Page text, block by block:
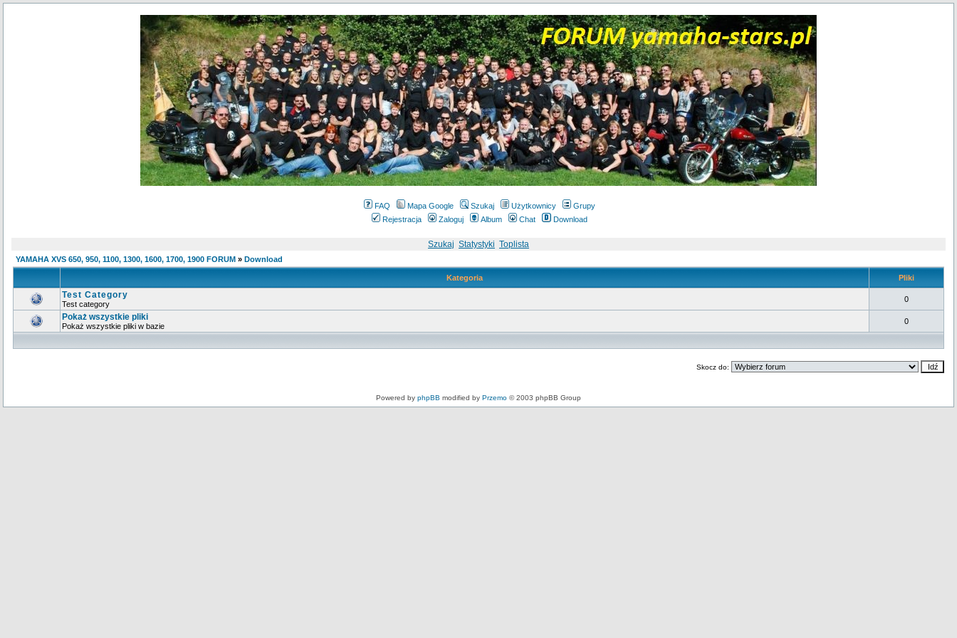
FAQ Mapa Google Szukaj Użytkownicy
Grupy
Rejestracja
Zaloguj Album Chat Download
Szukaj Statystyki Toplista
YAMAHA XVS 650, 950, 1100, 1300, 1600, 1700, 1900 FORUM » Download
Kategoria Pliki
Test Category
Test category
0
Pokaż wszystkie pliki
Pokaż wszystkie pliki w bazie
0
Skocz do:
Powered by phpBB modified by Przemo © 2003 phpBB Group